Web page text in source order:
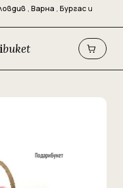
, Варна , Бургас и
buket